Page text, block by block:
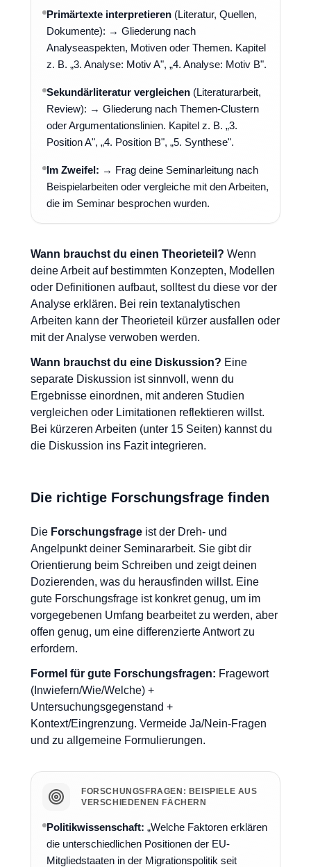
Primärtexte interpretieren (Literatur, Quellen,
Dokumente): → Gliederung nach
Analyseaspekten, Motiven oder Themen. Kapitel
z. B. „3. Analyse: Motiv A", „4. Analyse: Motiv B".
Sekundärliteratur vergleichen (Literaturarbeit,
Review): → Gliederung nach Themen-Clustern
oder Argumentationslinien. Kapitel z. B. „3.
Position A", „4. Position B", „5. Synthese".
Im Zweifel: → Frag deine Seminarleitung nach
Beispielarbeiten oder vergleiche mit den Arbeiten,
die im Seminar besprochen wurden.
Wann brauchst du einen Theorieteil? Wenn
deine Arbeit auf bestimmten Konzepten, Modellen
oder Definitionen aufbaut, solltest du diese vor der
Analyse erklären. Bei rein textanalytischen
Arbeiten kann der Theorieteil kürzer ausfallen oder
mit der Analyse verwoben werden.
Wann brauchst du eine Diskussion? Eine
separate Diskussion ist sinnvoll, wenn du
Ergebnisse einordnen, mit anderen Studien
vergleichen oder Limitationen reflektieren willst.
Bei kürzeren Arbeiten (unter 15 Seiten) kannst du
die Diskussion ins Fazit integrieren.
Die richtige Forschungsfrage finden
Die Forschungsfrage ist der Dreh- und
Angelpunkt deiner Seminararbeit. Sie gibt dir
Orientierung beim Schreiben und zeigt deinen
Dozierenden, was du herausfinden willst. Eine
gute Forschungsfrage ist konkret genug, um im
vorgegebenen Umfang bearbeitet zu werden, aber
offen genug, um eine differenzierte Antwort zu
erfordern.
Formel für gute Forschungsfragen: Fragewort
(Inwiefern/Wie/Welche) +
Untersuchungsgegenstand +
Kontext/Eingrenzung. Vermeide Ja/Nein-Fragen
und zu allgemeine Formulierungen.
FORSCHUNGSFRAGEN: BEISPIELE AUS
VERSCHIEDENEN FÄCHERN
Politikwissenschaft: „Welche Faktoren erklären
die unterschiedlichen Positionen der EU-
Mitgliedstaaten in der Migrationspolitik seit